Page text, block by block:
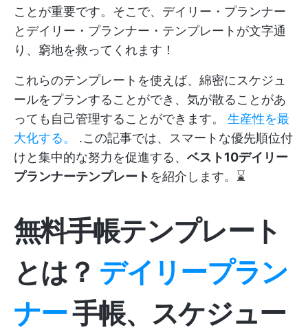
ことが重要です。そこで、デイリー・プランナー
とデイリー・プランナー・テンプレートが文字通
り、窮地を救ってくれます！
これらのテンプレートを使えば、綿密にスケジュ
ールをプランすることができ、気が散ることがあ
っても自己管理することができます。 生産性を最
大化する。
.この記事では、スマートな優先順位付
けと集中的な努力を促進する、 ベスト10デイリー
プランナーテンプレート を紹介します。⌛
無料手帳テンプレート
とは？ デイリープラン
ナー手帳、スケジュー